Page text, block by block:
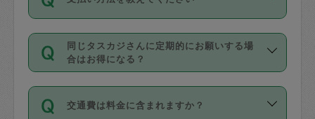
の上事前申請することが必要です。な
お、3時間を下回っても、値引き等はござ
いません。
タスカジさんの価格設定には最初は制限
があり、レビュー件数、レビューの平均
値、などで除々に設定可能な最高額が上
がっていく仕組みになっています。
お支払方法はクレジットカード（Visa／
Master／JCB／AMERICAN EXPRESS／
Diners Club）のみとなります。
を行う際にご入力ください。プロフィー
同じタスカジさんに定期的にお願いする場
合はお得になる？
依頼には「スポット」と「定期（毎週｜
隔週）」があり、「定期」の依頼は「ス
交通費は料金に含まれますか？